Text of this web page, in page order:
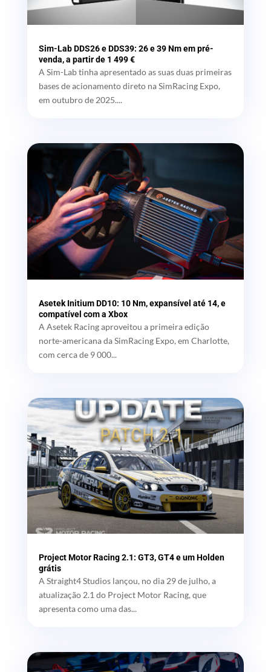
Sim-Lab DDS26 e DDS39: 26 e 39 Nm em pré-
venda, a partir de 1 499 €
A Sim-Lab tinha apresentado as suas duas primeiras
bases de acionamento direto na SimRacing Expo,
em outubro de 2025....
Asetek Initium DD10: 10 Nm, expansível até 14, e
compatível com a Xbox
A Asetek Racing aproveitou a primeira edição
norte-americana da SimRacing Expo, em Charlotte,
com cerca de 9 000...
Project Motor Racing 2.1: GT3, GT4 e um Holden
grátis
A Straight4 Studios lançou, no dia 29 de julho, a
atualização 2.1 do Project Motor Racing, que
apresenta como uma das...